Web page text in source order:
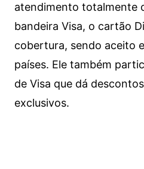
atendimento totalmente
bandeira Visa, o cartão
cobertura, sendo aceito
países. Ele também
de Visa que dá
exclusivos.